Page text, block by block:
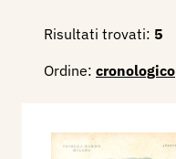
Risultati trovati: 5
Ordine: cronologico